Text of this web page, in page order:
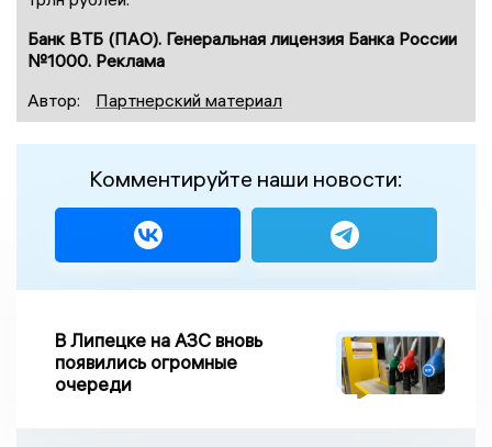
Банк ВТБ (ПАО). Генеральная лицензия Банка России
№1000. Реклама
Автор:
Партнерский материал
Комментируйте наши новости:
В Липецке на АЗС вновь
появились огромные
очереди